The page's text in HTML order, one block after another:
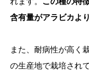
含有量がアラビカよ
また、耐病性が高く
の生産地で栽培され